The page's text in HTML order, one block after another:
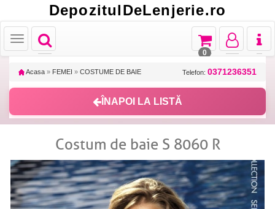
DepozitulDeLenjerie.ro
Toggle
navigation
Toggle
Toggle
navigation
Toggle
navigation
Toggle
navigation
0
Acasa » FEMEI » COSTUME DE BAIE Telefon: 0371236351
ÎNAPOI LA LISTĂ
Costum de baie S 8060 R